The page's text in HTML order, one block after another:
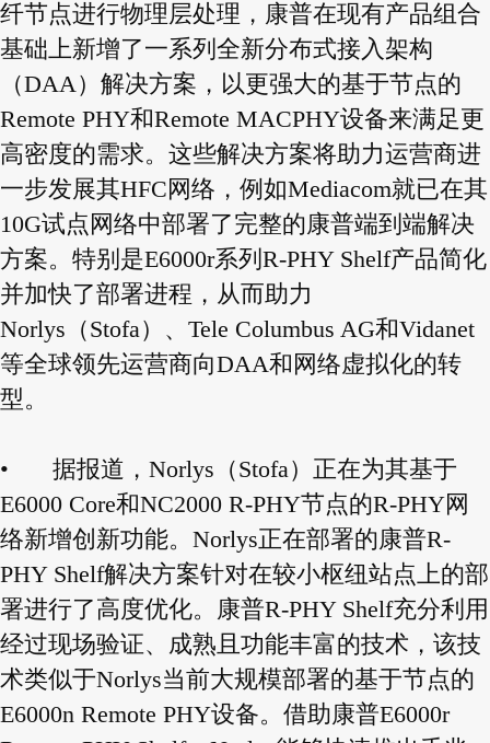
纤节点进行物理层处理，康普在现有产品组合
基础上新增了一系列全新分布式接入架构
（DAA）解决方案，以更强大的基于节点的
Remote PHY和Remote MACPHY设备来满足更
高密度的需求。这些解决方案将助力运营商进
一步发展其HFC网络，例如Mediacom就已在其
10G试点网络中部署了完整的康普端到端解决
方案。特别是E6000r系列R-PHY Shelf产品简化
并加快了部署进程，从而助力
Norlys（Stofa）、Tele Columbus AG和Vidanet
等全球领先运营商向DAA和网络虚拟化的转
型。
•
据报道，Norlys（Stofa）正在为其基于
E6000 Core和NC2000 R-PHY节点的R-PHY网
络新增创新功能。Norlys正在部署的康普R-
PHY Shelf解决方案针对在较小枢纽站点上的部
署进行了高度优化。康普R-PHY Shelf充分利用
经过现场验证、成熟且功能丰富的技术，该技
术类似于Norlys当前大规模部署的基于节点的
E6000n Remote PHY设备。借助康普E6000r